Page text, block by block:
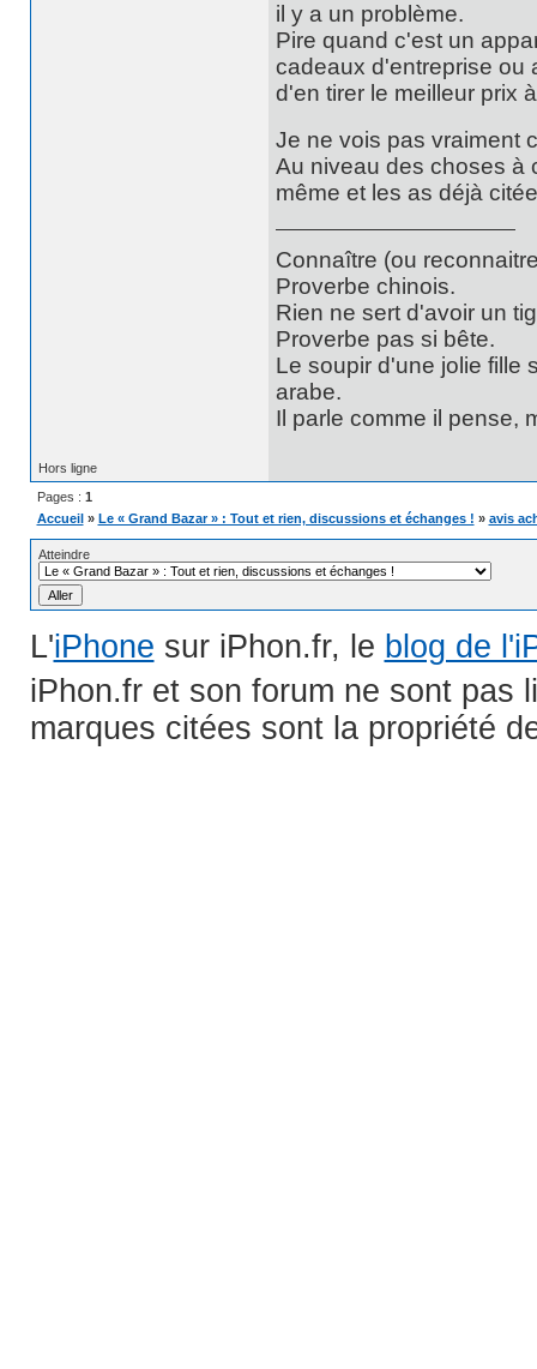
il y a un problème.
Pire quand c'est un
cadeaux d'entreprise ou
d'en tirer le meilleur prix
Je ne vois pas vraiment
Au niveau des choses à
même et les as déjà
Connaître (ou
Proverbe chinois.
Rien ne sert d'avoir un
Proverbe pas si bête.
Le soupir d'une jolie fille
arabe.
Il parle comme il pense,
Hors ligne
Pages : 1
Accueil » Le « Grand Bazar » : Tout et rien, discussions et échanges ! » avis
Atteindre
L'iPhone sur iPhon.fr, le blog de
iPhon.fr et son forum ne sont pas
marques citées sont la propriété